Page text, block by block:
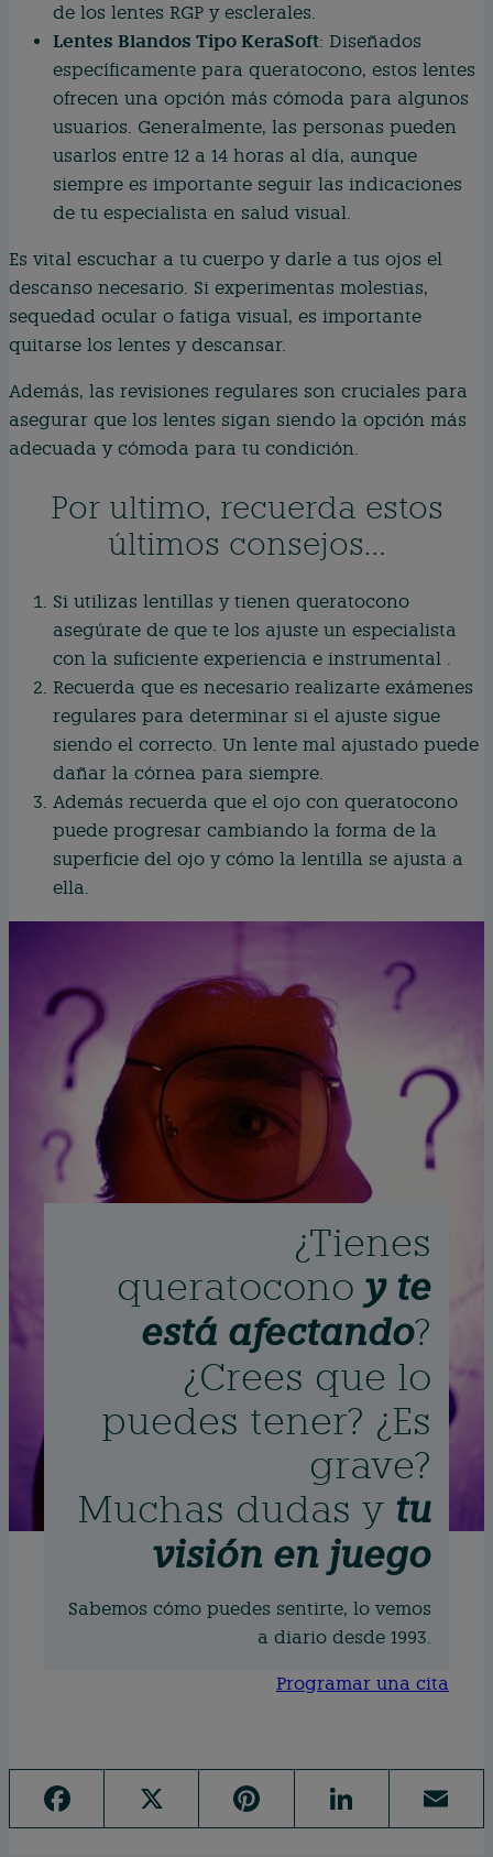
de los lentes RGP y esclerales.
Lentes Blandos Tipo KeraSoft: Diseñados
específicamente para queratocono, estos lentes
ofrecen una opción más cómoda para algunos
usuarios. Generalmente, las personas pueden
usarlos entre 12 a 14 horas al día, aunque
siempre es importante seguir las indicaciones
de tu especialista en salud visual.
Es vital escuchar a tu cuerpo y darle a tus ojos el
descanso necesario. Si experimentas molestias,
sequedad ocular o fatiga visual, es importante
quitarse los lentes y descansar.
Además, las revisiones regulares son cruciales para
asegurar que los lentes sigan siendo la opción más
adecuada y cómoda para tu condición.
Por ultimo, recuerda estos
últimos consejos…
Si utilizas lentillas y tienen queratocono
asegúrate de que te los ajuste un especialista
con la suficiente experiencia e instrumental .
Recuerda que es necesario realizarte exámenes
regulares para determinar si el ajuste sigue
siendo el correcto. Un lente mal ajustado puede
dañar la córnea para siempre.
Además recuerda que el ojo con queratocono
puede progresar cambiando la forma de la
superficie del ojo y cómo la lentilla se ajusta a
ella.
¿Tienes
queratocono y te
está afectando?
¿Crees que lo
puedes tener? ¿Es
grave?
Muchas dudas y tu
visión en juego
Sabemos cómo puedes sentirte, lo vemos
a diario desde 1993.
Programar una cita
F
a
X
Pi
n
Li
n
E
m